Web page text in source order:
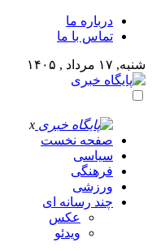
درباره ما
تماس با ما
شنبه, ۱۷ مرداد , ۱۴۰۵
x
صفحه نخست
سیاسی
فرهنگی
ورزشی
چند رسانه ای
عکس
ویدئو